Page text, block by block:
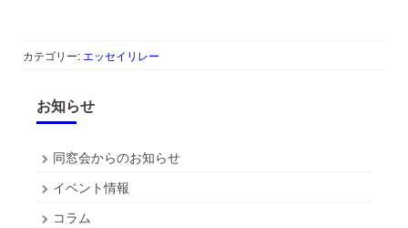
カテゴリー: エッセイリレー
お知らせ
同窓会からのお知らせ
イベント情報
コラム